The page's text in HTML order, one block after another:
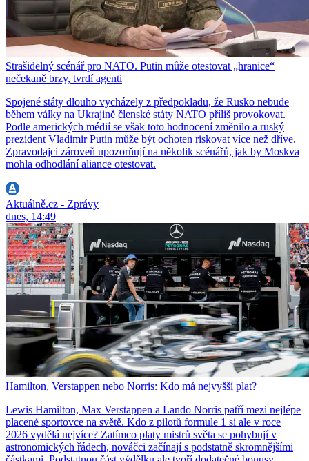
Strašidelný scénář pro NATO. Putin může otestovat „hranice“
nečekaně brzy, tvrdí agenti
Spojené státy dlouho vycházely z předpokladu, že Rusko nebude
během války na Ukrajině členské státy NATO příliš provokovat.
Podle amerických médií se však toto hodnocení změnilo a ruský
prezident Vladimir Putin může být ochoten riskovat více než dříve.
Zpravodajci zároveň upozorňují na několik scénářů, jak by Moskva
mohla odhodlání aliance otestovat.
Aktuálně.cz - Zprávy
dnes, 14:49
Hamilton, Verstappen nebo Norris: Kdo má nejvyšší plat?
Lewis Hamilton, Max Verstappen a Lando Norris patří mezi nejlépe
placené sportovce na světě. Kdo z pilotů formule 1 si ale v roce
2026 vydělá nejvíce? Zatímco platy mistrů světa se pohybují v
astronomických řádech, nováčci začínají s podstatně skromnějšími